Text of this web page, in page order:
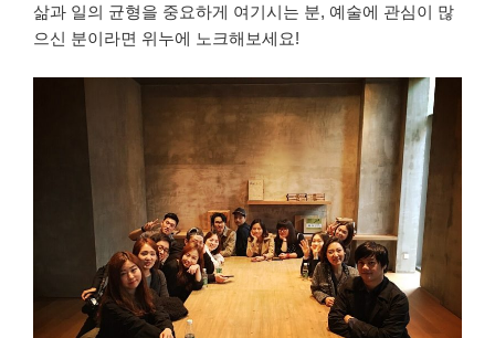
삶과 일의 균형을 중요하게 여기시는 분, 예술에 관심이 많
으신 분이라면 위누에 노크해보세요!